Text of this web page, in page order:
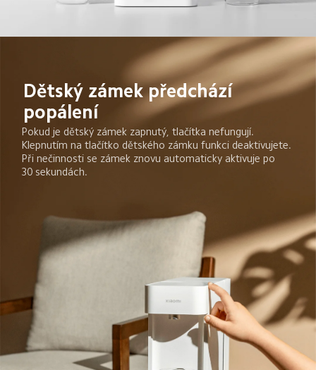
Dětský zámek předchází
popálení
Pokud je dětský zámek zapnutý, tlačítka nefungují.
Klepnutím na tlačítko dětského zámku funkci deaktivujete.
Při nečinnosti se zámek znovu automaticky aktivuje po
30 sekundách.